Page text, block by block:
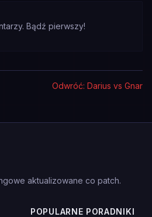
Bądź pierwszy!
Odwróć: Darius vs Gnar
aktualizowane co patch.
POPULARNE PORADNIKI